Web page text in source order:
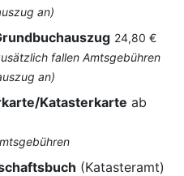
an)
24,80 €
fallen Amtsgebühren
an)
Katasterkarte ab
(Katasteramt)